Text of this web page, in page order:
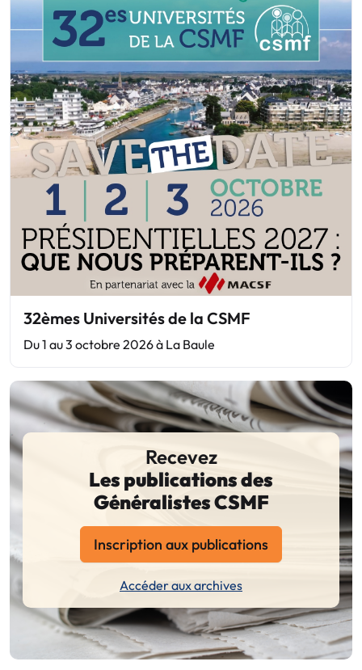
32èmes Universités de la CSMF
Du 1 au 3 octobre 2026 à La Baule
Recevez
Les publications des
Généralistes CSMF
Inscription aux publications
Accéder aux archives